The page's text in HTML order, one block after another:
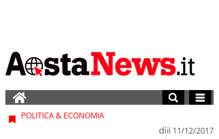
POLITICA & ECONOMIA
diil 11/12/2017